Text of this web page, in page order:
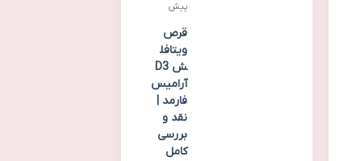
پیش
قرص
ویتافل
ش D3
آرامیس
فارمد |
نقد و
بررسی
کامل